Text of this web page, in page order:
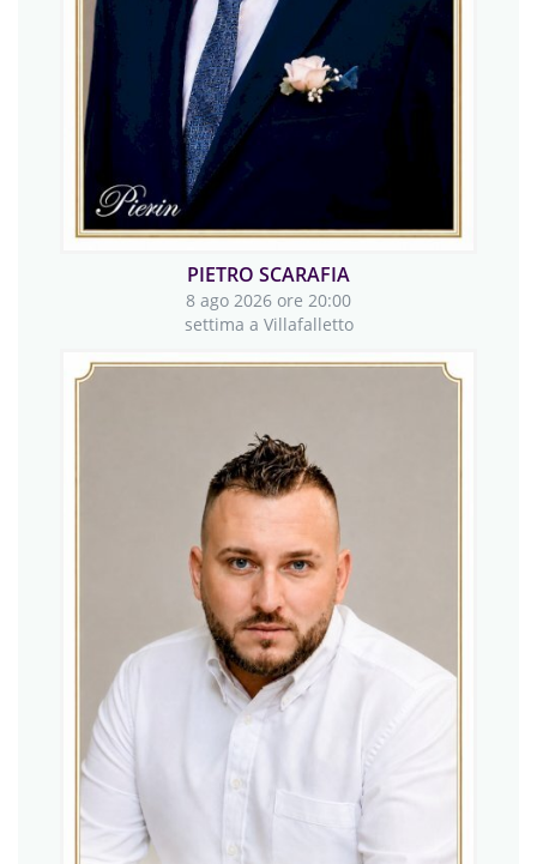
PIETRO SCARAFIA
8 ago 2026 ore 20:00
settima a Villafalletto